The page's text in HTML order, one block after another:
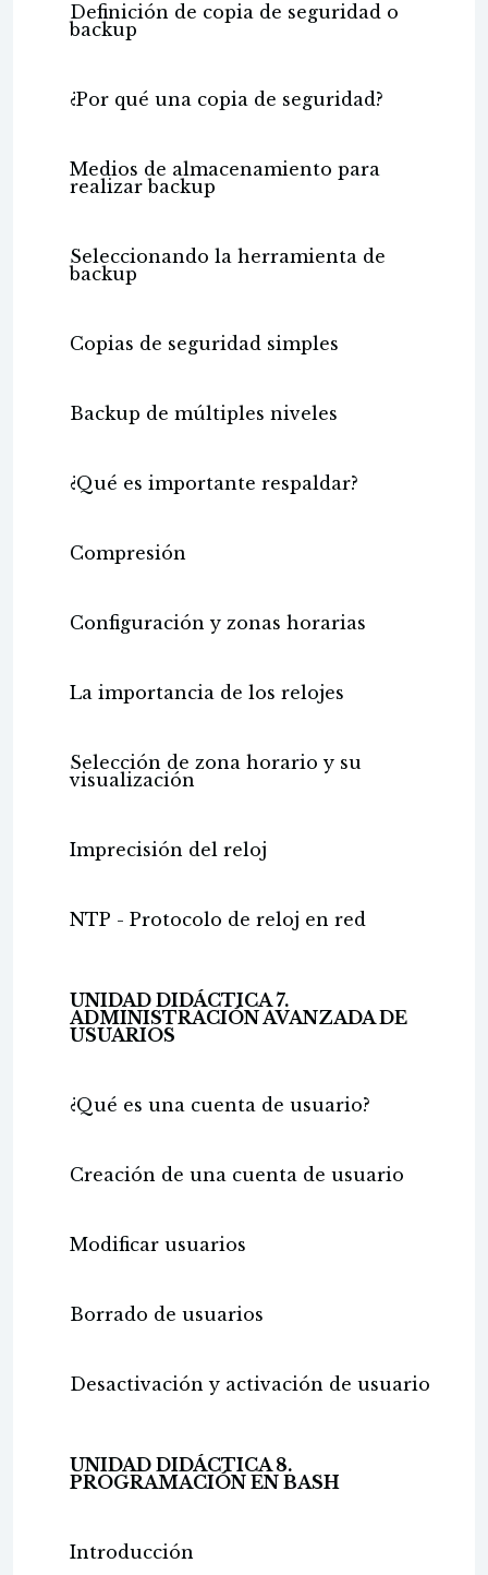
Definición de copia de seguridad o
backup
¿Por qué una copia de seguridad?
Medios de almacenamiento para
realizar backup
Seleccionando la herramienta de
backup
Copias de seguridad simples
Backup de múltiples niveles
¿Qué es importante respaldar?
Compresión
Configuración y zonas horarias
La importancia de los relojes
Selección de zona horario y su
visualización
Imprecisión del reloj
NTP - Protocolo de reloj en red
UNIDAD DIDÁCTICA 7.
ADMINISTRACIÓN AVANZADA DE
USUARIOS
¿Qué es una cuenta de usuario?
Creación de una cuenta de usuario
Modificar usuarios
Borrado de usuarios
Desactivación y activación de usuario
UNIDAD DIDÁCTICA 8.
PROGRAMACIÓN EN BASH
Introducción